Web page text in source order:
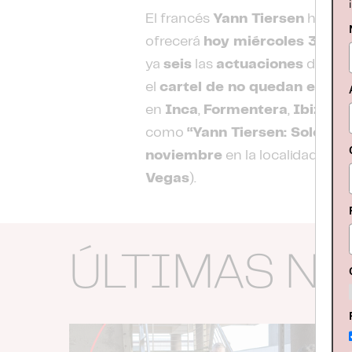
El francés Yann Tiersen ha
ofrecerá hoy miércoles 30
yaseis las actuaciones de su
elcartel de no quedan
en Inca, Formentera, Ibiza
como“Yann Tiersen: Solo
noviembre en la localidad
Vegas).
ÚLTIMAS